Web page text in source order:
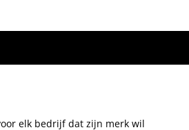
elk bedrijf dat zijn merk wil